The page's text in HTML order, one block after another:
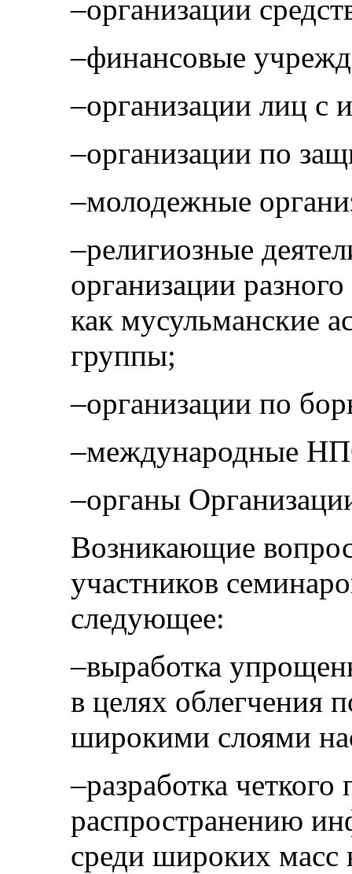
–организации
–финансовые
–организации лиц с
–организации по
–молодежные
–религиозные
организации
как мусульманские
группы;
–организации по
–международные
–органы
Возникающие
участников
следующее:
–выработка
в целях облегчения
широкими слоями
–разработка
распространению
среди широких масс